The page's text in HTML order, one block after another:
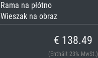
Rama na płótno
Wieszak na obraz
€ 138.49
(Enthält 23% MwSt.)